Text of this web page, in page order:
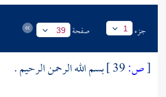
جزء 1 صفحة 39
[ص:
بسم الله الرحمن الرحيم .